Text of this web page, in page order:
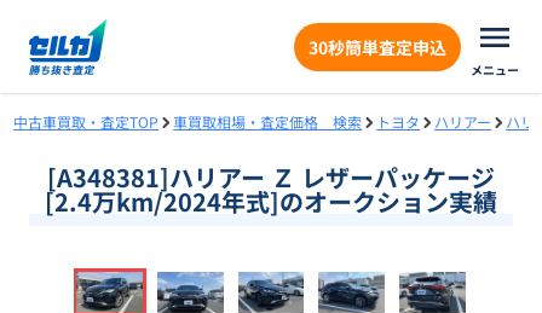
30秒簡単査定申込
メニュー
中古車買取・査定TOP 車買取相場・査定価格 検索 トヨタ ハリアー ハリ
[A348381]ハリアー Ｚ レザーパッケージ
[2.4万km/2024年式]のオークション実績
1/18